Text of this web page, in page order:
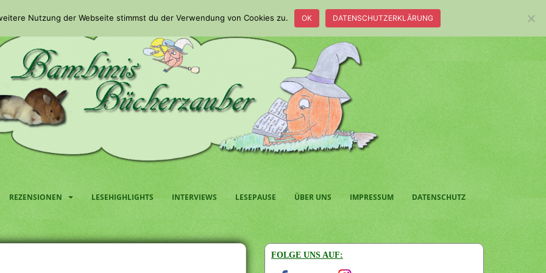
REZENSIONEN LESEHIGHLIGHTS INTERVIEWS LESEPAUSE ÜBER UNS IMPRESSUM DATENSCHUTZ
FOLGE UNS AUF:
Nutzung der Webseite stimmst du der Verwendung von Cookies zu. OK DATENSCHUTZERKLÄRUNG